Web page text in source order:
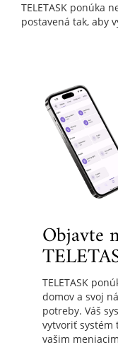
TELETASK ponúka
postavená tak, aby
Objavte
TELETASK
domov a svoj
potreby. Váš
vytvoriť systém
vašim